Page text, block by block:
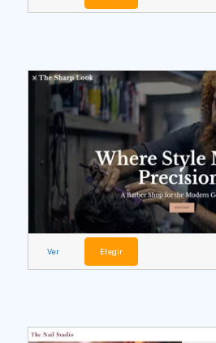
Ver Elegir